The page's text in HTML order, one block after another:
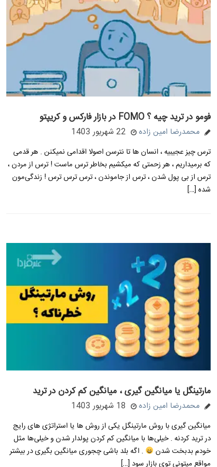
فومو در ترید چیه ؟ FOMO در بازار فارکس و کریپتو
محمدرضا امین زاده 22 شهریور 1403
ترس چیز عجیبیه ، انسان ها تا نترسن اصولا اقدامی نمیکنن . هر قدمی
که برمیداریم ، هر زحمتی که میکشیم بخاطر ترس ماست ! ترس از مردن ،
ترس از بی پول شدن ، ترس از جاموندن ، ترس ترس ترس ! زندگی‌مون
شده […]
مارتینگل یا میانگین گیری ، میانگین کم کردن در ترید
محمدرضا امین زاده 18 شهریور 1403
میانگین گیری با روش مارتینگل یکی از روش ها یا استراتژی های رایج
در ترید کردنه . خیلی‌ها با میانگین کم کردن پولدار شدن و خیلی‌ها مثل
خودم بدبخت شدن
. اگه بلد باشی چجوری میانگین بگیری در بیشتر
مواقع میتونی توی بازار سود […]